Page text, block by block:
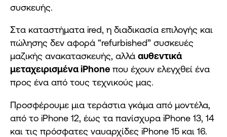
συσκευής.
Στα καταστήματα ired, η διαδικασία επιλογής και
πώλησης δεν αφορά “refurbished” συσκευές
μαζικής ανακατασκευής, αλλά αυθεντικά
μεταχειρισμένα iPhone που έχουν ελεγχθεί ένα
προς ένα από τους τεχνικούς μας.
Προσφέρουμε μια τεράστια γκάμα από μοντέλα,
από το iPhone 12, έως τα πανίσχυρα iPhone 13, 14
και τις πρόσφατες ναυαρχίδες iPhone 15 και 16.